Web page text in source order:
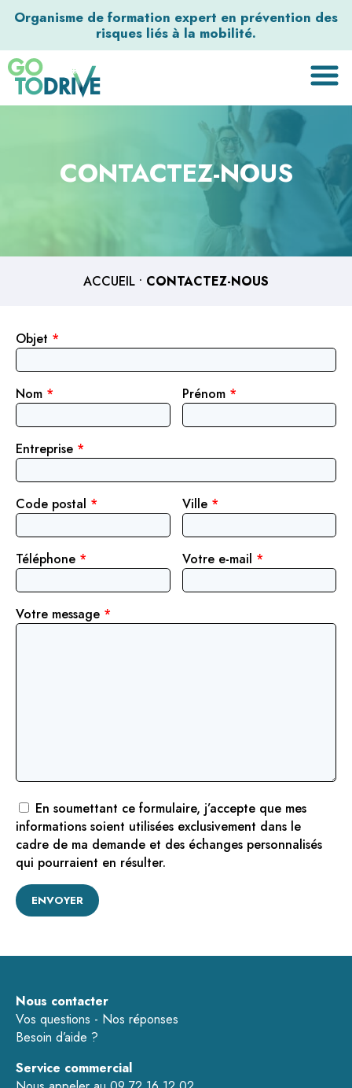
Organisme de formation expert en prévention des
risques liés à la mobilité.
CONTACTEZ-NOUS
ACCUEIL • CONTACTEZ-NOUS
Objet *
Nom * Prénom *
Entreprise *
Code postal * Ville *
Téléphone * Votre e-mail *
Votre message *
En soumettant ce formulaire, j’accepte que mes
informations soient utilisées exclusivement dans le
cadre de ma demande et des échanges personnalisés
qui pourraient en résulter.
Nous contacter
Vos questions - Nos réponses
Besoin d’aide ?
Service commercial